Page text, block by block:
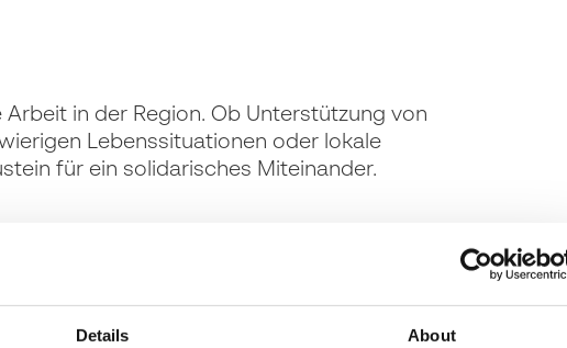
Details About
Arbeit in der Region. Ob Unterstützung von
Lebenssituationen oder lokale
für ein solidarisches Miteinander.
fürs Leben e. V.setzt sich seit vielen
zugängliche Weise auf